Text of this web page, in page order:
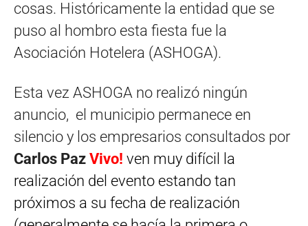
cosas. Históricamente la entidad que se
puso al hombro esta fiesta fue la
Asociación Hotelera (ASHOGA).
Esta vez ASHOGA no realizó ningún
anuncio, el municipio permanece en
silencio y los empresarios consultados por
Carlos Paz Vivo! ven muy difícil la
realización del evento estando tan
próximos a su fecha de realización